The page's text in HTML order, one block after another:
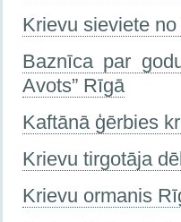
Krievu sieviete
Baznīca par
Avots” Rīgā
Kaftānā ģērbies
Krievu tirgotāja
Krievu ormanis